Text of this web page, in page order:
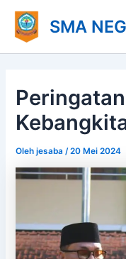
Lewati
konten
SMA
Olehjesaba/20 Mei 2024